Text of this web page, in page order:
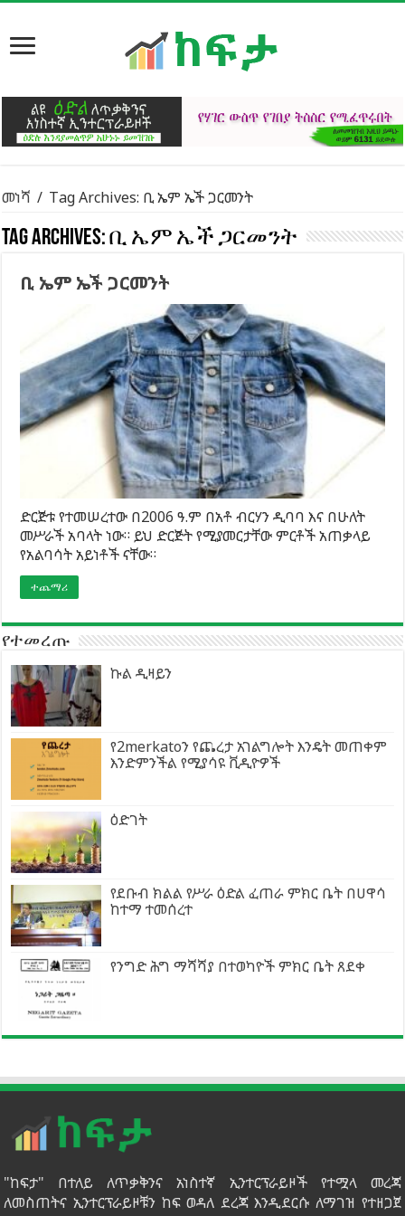
መነሻ / Tag Archives: ቢ ኤም ኤች ጋርመንት
Tag Archives:ቢ ኤም ኤች ጋርመንት
ቢ ኤም ኤች ጋርመንት
ድርጅቱ የተመሠረተው በ2006 ዓ.ም በአቶ ብርሃን ዲባባ እና በሁለት
መሥራች አባላት ነው። ይህ ድርጅት የሚያመርታቸው ምርቶች አጠቃላይ
የአልባሳት አይነቶች ናቸው።
ተጨማሪ
የተመረጡ
ኩል ዲዛይን
የ2merkatoን የጨረታ አገልግሎት እንዴት መጠቀም
እንድምንችል የሚያሳዩ ቪዲዮዎች
ዕድገት
የደቡብ ክልል የሥራ ዕድል ፈጠራ ምክር ቤት በሀዋሳ
ከተማ ተመሰረተ
የንግድ ሕግ ማሻሻያ በተወካዮች ምክር ቤት ጸደቀ
"ከፍታ" በተለይ ለጥቃቅንና አነስተኛ ኢንተርፕራይዞች የተሟላ መረጃ
ለመስጠትና ኢንተርፕራይዞቹን ከፍ ወዳለ ደረጃ እንዲደርሱ ለማገዝ የተዘጋጀ